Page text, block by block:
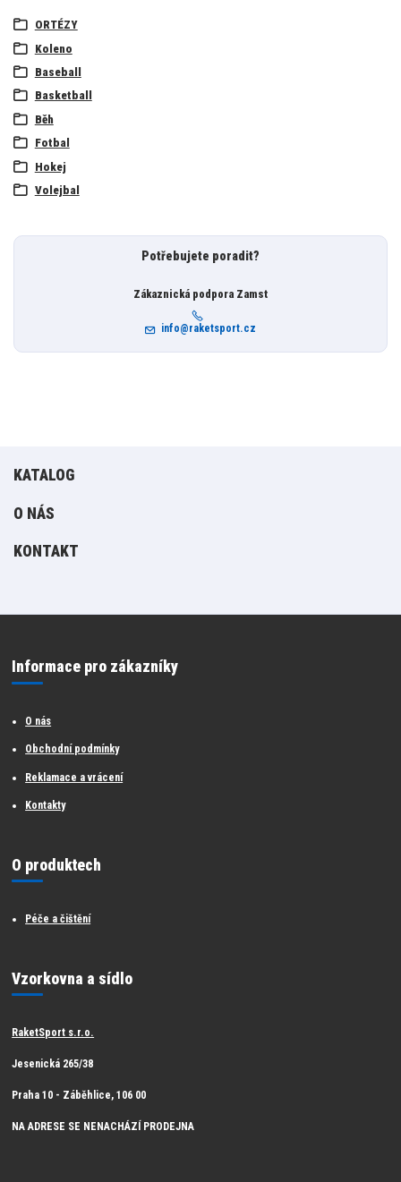
ORTÉZY
Koleno
Baseball
Basketball
Běh
Fotbal
Hokej
Volejbal
Potřebujete poradit?
Zákaznická podpora Zamst
info@raketsport.cz
KATALOG
O NÁS
KONTAKT
Informace pro zákazníky
O nás
Obchodní podmínky
Reklamace a vrácení
Kontakty
O produktech
Péče a čištění
Vzorkovna a sídlo
RaketSport s.r.o.
Jesenická 265/38
Praha 10 - Záběhlice, 106 00
NA ADRESE SE NENACHÁZÍ PRODEJNA